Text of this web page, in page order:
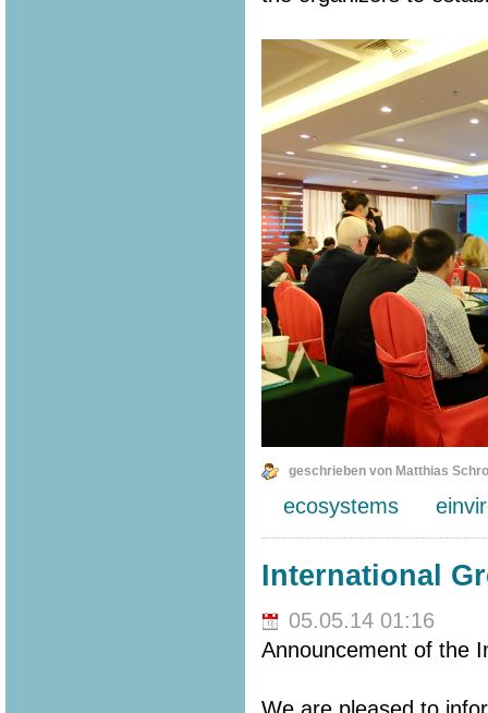
geschrieben von Matthias
ecosystems
International
05.05.14 01:16
Announcement of the